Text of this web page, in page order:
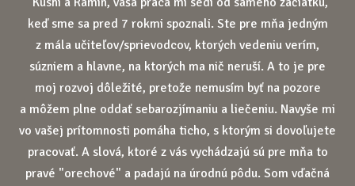
keď sme sa pred 7 rokmi spoznali. Ste pre mňa jedným
z mála učiteľov/sprievodcov, ktorých vedeniu verím,
súzniem a hlavne, na ktorých ma nič neruší. A to je pre
moj rozvoj dôležité, pretože nemusím byť na pozore
a môžem plne oddať sebarozjímaniu a liečeniu. Navyše mi
vo vašej prítomnosti pomáha ticho, s ktorým si dovoľujete
pracovať. A slová, ktoré z vás vychádzajú sú pre mňa to
pravé "orechové" a padajú na úrodnú pôdu. Som vďačná